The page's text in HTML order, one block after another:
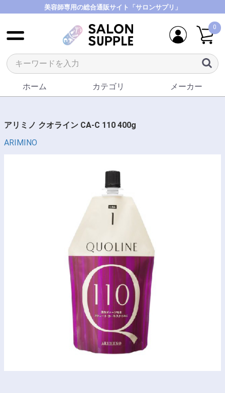
美容師専用の総合通販サイト「サロンサプリ」
0
ホーム カテゴリ メーカー
アリミノ クオライン CA-C 110 400g
ARIMINO